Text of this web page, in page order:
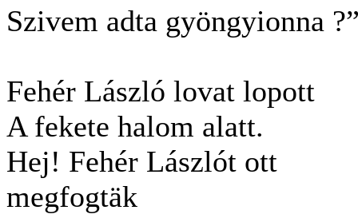
Szivem adta gyöngyionna
Fehér László lovat lopott
A fekete halom alatt.
Hej! Fehér Lászlót ott
megfogtäk